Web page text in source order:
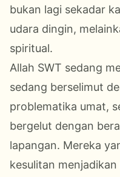
bukan lagi sekadar
udara dingin,
spiritual.
Allah SWT sedang
sedang berselimut
problematika umat,
bergelut dengan
lapangan. Mereka
kesulitan menjadikan